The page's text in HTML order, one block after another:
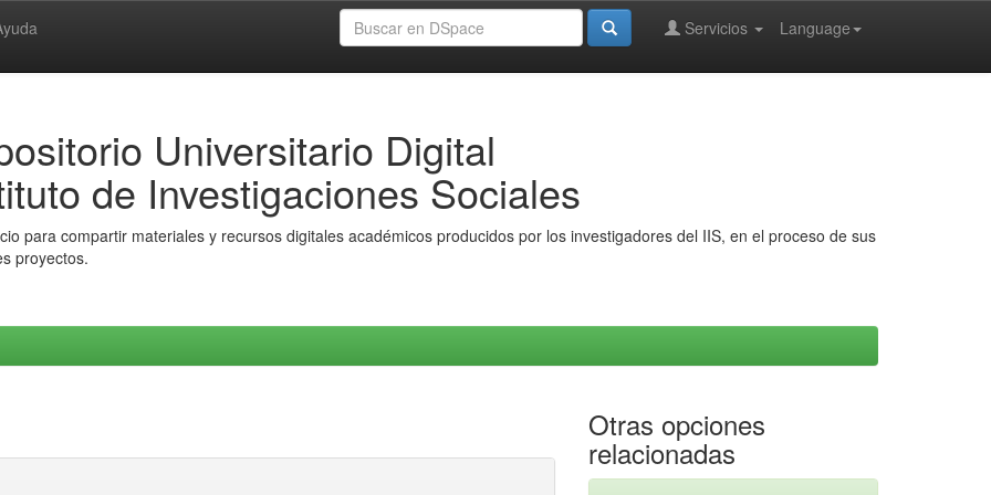
Language
Servicios
Universitario Digital
de Investigaciones Sociales
para compartir materiales y recursos digitales académicos producidos por los investigadores del IIS, en el proceso de sus
proyectos.
Otras opciones
relacionadas